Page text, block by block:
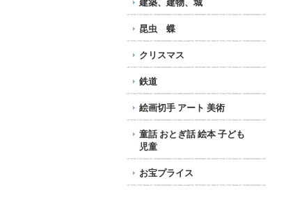
昆虫 蝶
クリスマス
鉄道
絵画切手 アート 美術
童話 おとぎ話 絵本 子ども
児童
お宝プライス